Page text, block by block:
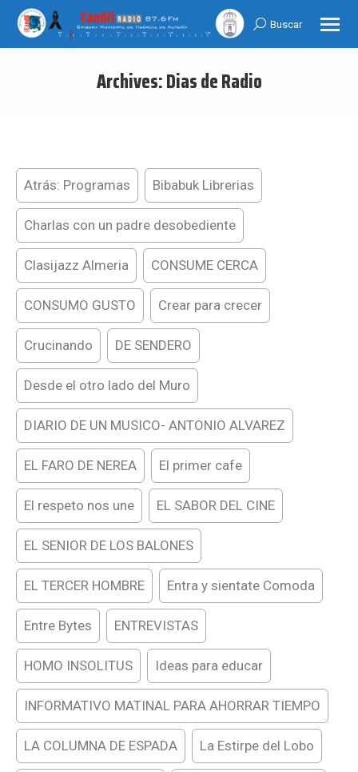
Search:
Buscar
Archives:Dias de Radio
Atrás: Programas Bibabuk Librerias
Charlas con un padre desobediente
Clasijazz Almeria CONSUME CERCA
CONSUMO GUSTO Crear para crecer
Crucinando DE SENDERO
Desde el otro lado del Muro
DIARIO DE UN MUSICO- ANTONIO ALVAREZ
EL FARO DE NEREA El primer cafe
El respeto nos une EL SABOR DEL CINE
EL SENIOR DE LOS BALONES
EL TERCER HOMBRE Entra y sientate Comoda
Entre Bytes ENTREVISTAS
HOMO INSOLITUS Ideas para educar
INFORMATIVO MATINAL PARA AHORRAR TIEMPO
LA COLUMNA DE ESPADA La Estirpe del Lobo